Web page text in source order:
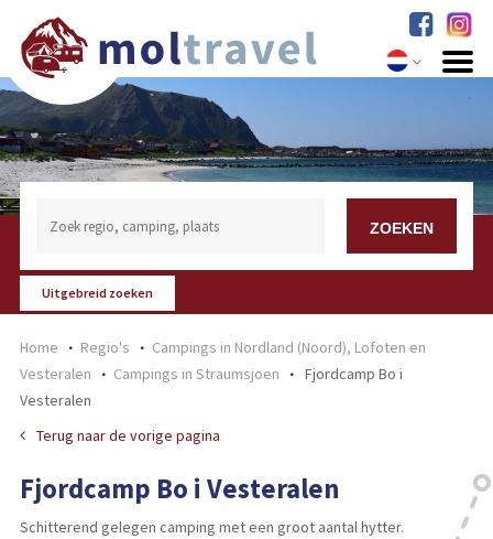
Uitgebreid zoeken
Home Regio's
Campings in Nordland (Noord), Lofoten en
Vesteralen
Campings in Straumsjoen
Fjordcamp Bo i
Vesteralen
Terug naar de vorige pagina
Fjordcamp Bo i Vesteralen
Schitterend gelegen camping met een groot aantal hytter.